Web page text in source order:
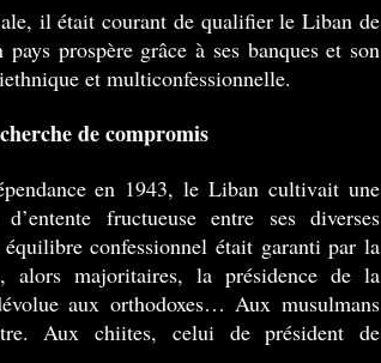
il était courant de qualifier le Liban de
prospère grâce à ses banques et son
et multiconfessionnelle.
de compromis
en 1943, le Liban cultivait une
fructueuse entre ses diverses
confessionnel était garanti par la
alors majoritaires, la présidence de la
aux orthodoxes… Aux musulmans
Aux chiites, celui de président de